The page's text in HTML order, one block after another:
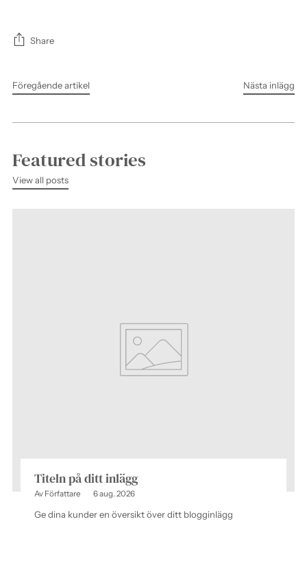
Share
Föregående artikel Nästa inlägg
Featured stories
View all posts
Titeln på ditt inlägg
Av Författare 6 aug. 2026
Ge dina kunder en översikt över ditt blogginlägg